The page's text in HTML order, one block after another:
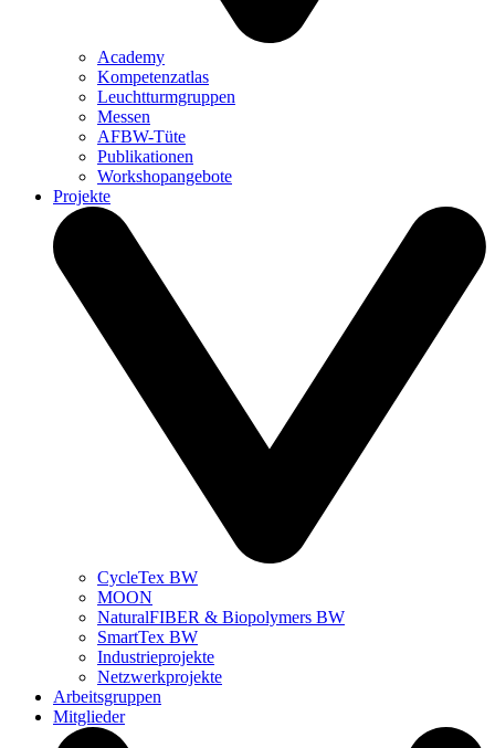
Academy
Kompetenzatlas
Leuchtturm­gruppen
Messen
AFBW-Tüte
Publikationen
Workshopangebote
Projekte
CycleTex BW
MOON
NaturalFIBER & Biopolymers BW
SmartTex BW
Industrieprojekte
Netzwerkprojekte
Arbeitsgruppen
Mitglieder